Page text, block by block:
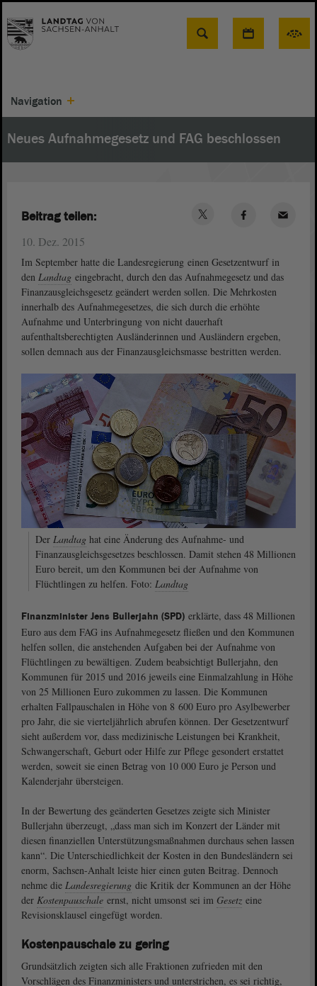
Suche
Navigation
Neues Aufnahmegesetz und FAG beschlossen
10. Dez. 2015
Im September hatte die Landesregierung einen Gesetzentwurf in
den Landtag eingebracht, durch den das Aufnahmegesetz und das
Finanzausgleichsgesetz geändert werden sollen. Die Mehrkosten
innerhalb des Aufnahmegesetzes, die sich durch die erhöhte
Aufnahme und Unterbringung von nicht dauerhaft
aufenthaltsberechtigten Ausländerinnen und Ausländern ergeben,
sollen demnach aus der Finanzausgleichsmasse bestritten werden.
Der Landtag hat eine Änderung des Aufnahme- und
Finanzausgleichsgesetzes beschlossen. Damit stehen 48 Millionen
Euro bereit, um den Kommunen bei der Aufnahme von
Flüchtlingen zu helfen. Foto: Landtag
Finanzminister Jens Bullerjahn (SPD) erklärte, dass 48 Millionen
Euro aus dem FAG ins Aufnahmegesetz fließen und den Kommunen
helfen sollen, die anstehenden Aufgaben bei der Aufnahme von
Flüchtlingen zu bewältigen. Zudem beabsichtigt Bullerjahn, den
Kommunen für 2015 und 2016 jeweils eine Einmalzahlung in Höhe
von 25 Millionen Euro zukommen zu lassen. Die Kommunen
erhalten Fallpauschalen in Höhe von 8 600 Euro pro Asylbewerber
pro Jahr, die sie vierteljährlich abrufen können. Der Gesetzentwurf
sieht außerdem vor, dass medizinische Leistungen bei Krankheit,
Schwangerschaft, Geburt oder Hilfe zur Pflege gesondert erstattet
werden, soweit sie einen Betrag von 10 000 Euro je Person und
Kalenderjahr übersteigen.
In der Bewertung des geänderten Gesetzes zeigte sich Minister
Bullerjahn überzeugt, „dass man sich im Konzert der Länder mit
diesen finanziellen Unterstützungsmaßnahmen durchaus sehen lassen
kann“. Die Unterschiedlichkeit der Kosten in den Bundesländern sei
enorm, Sachsen-Anhalt leiste hier einen guten Beitrag. Dennoch
nehme die Landesregierung die Kritik der Kommunen an der Höhe
der Kostenpauschale ernst, nicht umsonst sei im Gesetz eine
Revisionsklausel eingefügt worden.
Kostenpauschale zu gering
Grundsätzlich zeigten sich alle Fraktionen zufrieden mit den
Vorschlägen des Finanzministers und unterstrichen, es sei richtig,
Beitrag teilen: